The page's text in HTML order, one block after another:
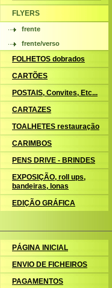
FLYERS
frente
frente/verso
FOLHETOS dobrados
CARTÕES
POSTAIS, Convites, Etc...
CARTAZES
TOALHETES restauração
CARIMBOS
PENS DRIVE - BRINDES
EXPOSIÇÃO, roll ups,
bandeiras, lonas
EDIÇÃO GRÁFICA
PÁGINA INICIAL
ENVIO DE FICHEIROS
PAGAMENTOS